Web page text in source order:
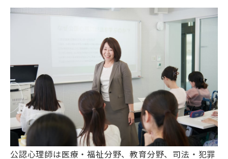
公認心理師は医療・福祉分野、教育分野、司法・犯罪